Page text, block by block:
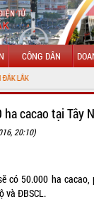
CÔNG DÂN
cacao tại Tây
20:10)
có 50.000 ha
và ĐBSCL.